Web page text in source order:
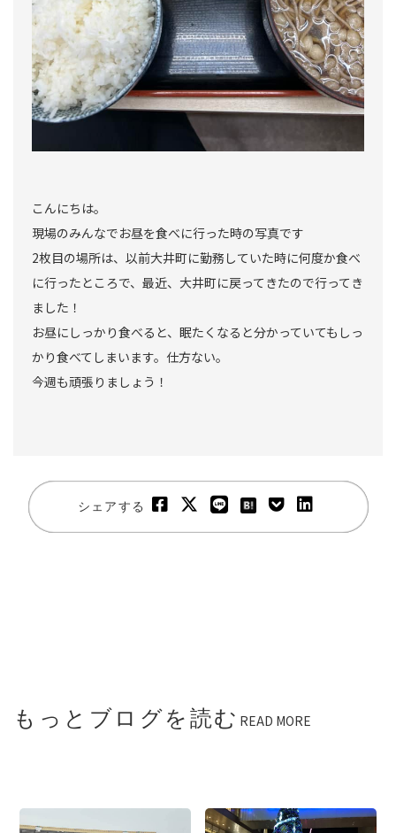
こんにちは。
現場のみんなでお昼を食べに行った時の写真です
2枚目の場所は、以前大井町に勤務していた時に何度か食べ
に行ったところで、最近、大井町に戻ってきたので行ってき
ました！
お昼にしっかり食べると、眠たくなると分かっていてもしっ
かり食べてしまいます。仕方ない。
今週も頑張りましょう！
シェアする
もっとブログを読む READ MORE